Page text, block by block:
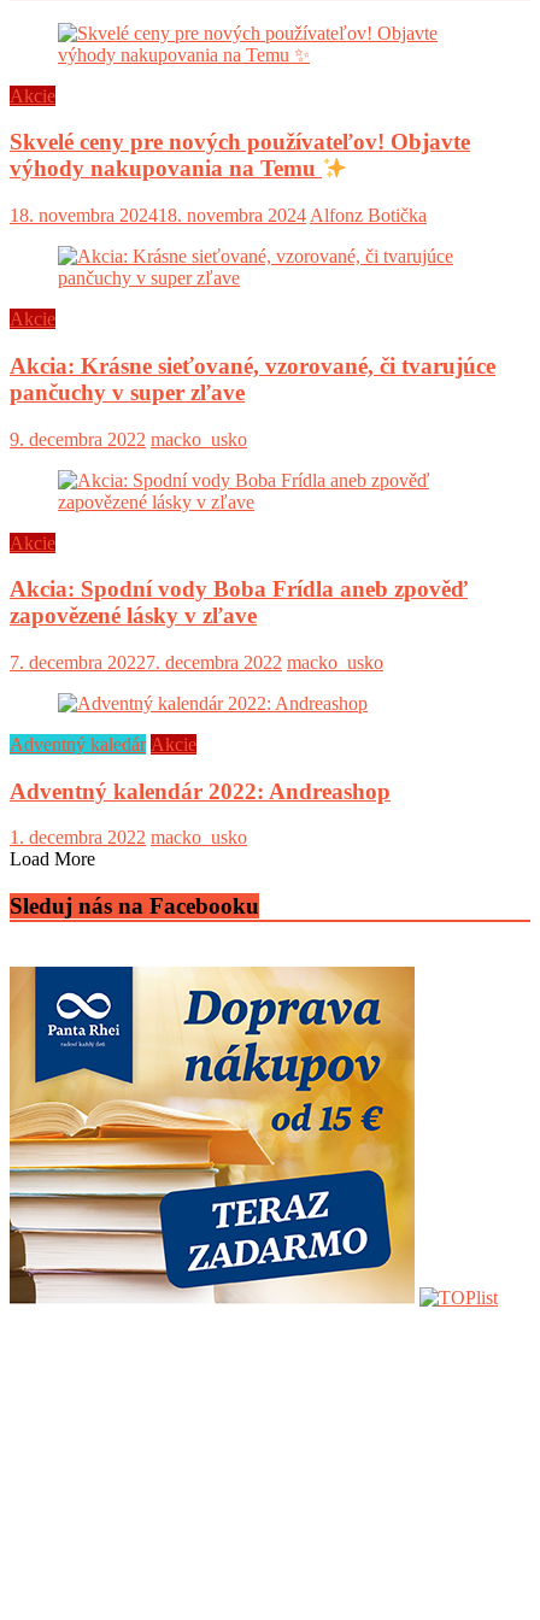
Akcie
Skvelé ceny pre nových používateľov! Objavte
výhody nakupovania na Temu
18. novembra 202418. novembra 2024 Alfonz Botička
Akcie
Akcia: Krásne sieťované, vzorované, či tvarujúce
pančuchy v super zľave
9. decembra 2022 macko_usko
Akcie
Akcia: Spodní vody Boba Frídla aneb zpověď
zapovězené lásky v zľave
7. decembra 20227. decembra 2022 macko_usko
Adventný kaledár Akcie
Adventný kalendár 2022: Andreashop
1. decembra 2022 macko_usko
Load More
Sleduj nás na Facebooku